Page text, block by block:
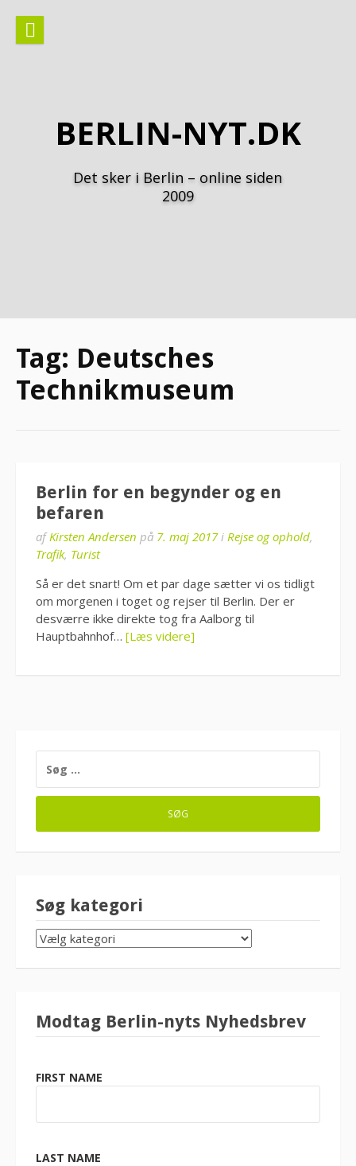
indhold
BERLIN-NYT.DK
Det sker i Berlin – online siden
2009
Tag: Deutsches
Technikmuseum
Berlin for en begynder og en
befaren
afKirsten Andersen på 7. maj 2017i Rejse og ophold,
Trafik, Turist
Så er det snart! Om et par dage sætter vi os tidligt
om morgenen i toget og rejser til Berlin. Der er
desværre ikke direkte tog fra Aalborg til
Hauptbahnhof… [Læs videre]
EFTER:
Søg kategori
SØG
KATEGORI
Modtag Berlin-nyts Nyhedsbrev
FIRST NAME
LAST NAME